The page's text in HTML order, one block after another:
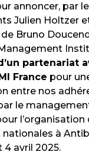
annoncer, par
Julien Holtzer
Bruno
partenariat
France pour
entre nos
le
l’organisation
nationales à
4 avril 2025.